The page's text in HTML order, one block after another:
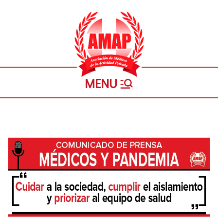
Asociación
de
Médicos
de la
Actividad
Privada
Personeria Gremial Nº 1721